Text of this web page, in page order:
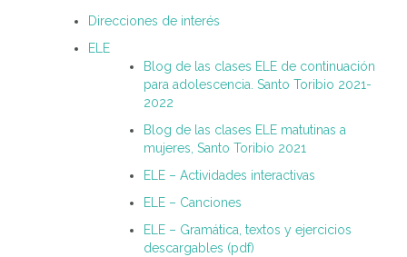
Direcciones de interés
ELE
Blog de las clases ELE de continuación
para adolescencia. Santo Toribio 2021-
2022
Blog de las clases ELE matutinas a
mujeres, Santo Toribio 2021
ELE – Actividades interactivas
ELE – Canciones
ELE – Gramática, textos y ejercicios
descargables (pdf)